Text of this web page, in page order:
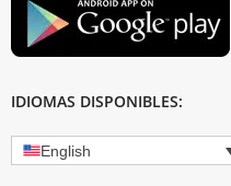
IDIOMAS DISPONIBLES:
English